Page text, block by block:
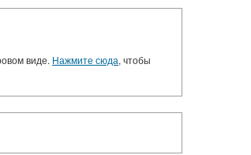
виде. Нажмите сюда, чтобы